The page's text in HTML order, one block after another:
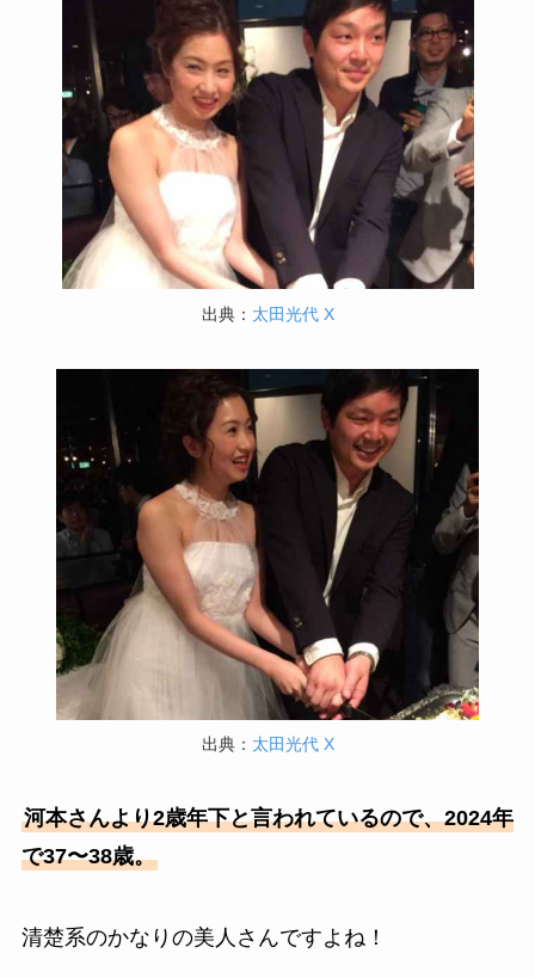
出典： 太田光代 X
出典： 太田光代 X
河本さんより2歳年下と言われているので、2024年
で37〜38歳。
清楚系のかなりの美人さんですよね！